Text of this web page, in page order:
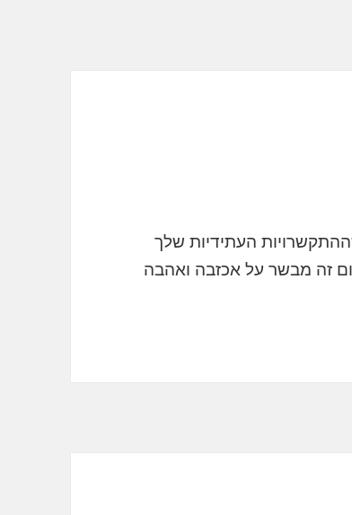
העתידיות שלך
זה מבשר על אכזבה ואהבה